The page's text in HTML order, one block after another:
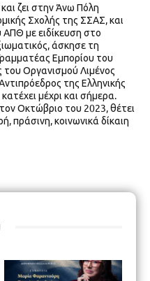
ζει στην Άνω Πόλη
Σχολής της ΣΣΑΣ, και
ΑΠΘ με ειδίκευση στο
άσκησε τη
Εμπορίου του
Οργανισμού Λιμένος
της Ελληνικής
μέχρι και σήμερα.
Οκτώβριο του 2023, θέτει
πράσινη, κοινωνικά δίκαιη